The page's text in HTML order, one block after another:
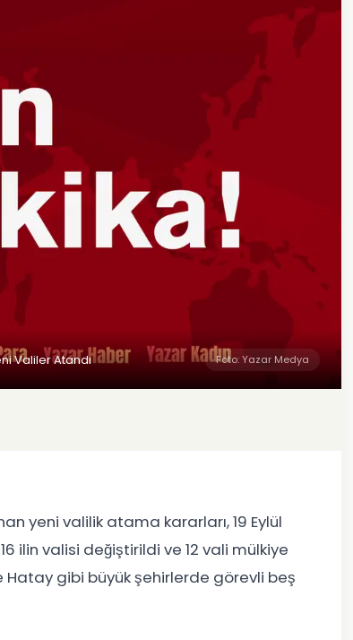
Valiler Atandı Foto: Yazar Medya
yeni valilik atama kararları, 19 Eylül
ilin valisi değiştirildi ve 12 vali mülkiye
Hatay gibi büyük şehirlerde görevli beş